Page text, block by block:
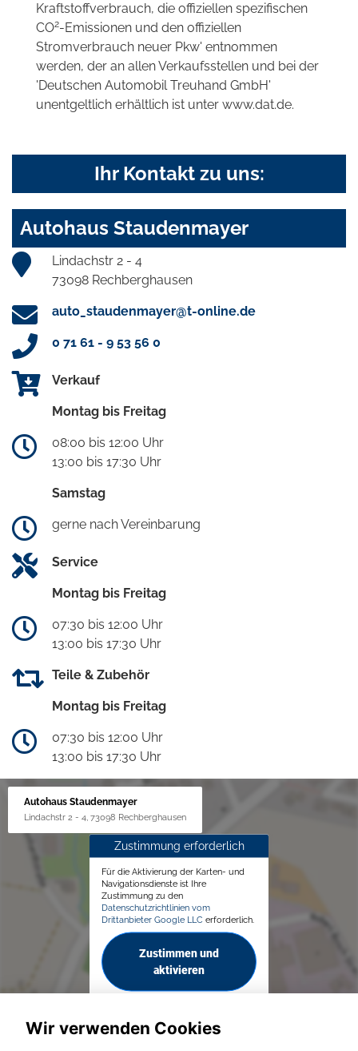
Kraftstoffverbrauch, die offiziellen spezifischen
CO2-Emissionen und den offiziellen
Stromverbrauch neuer Pkw' entnommen
werden, der an allen Verkaufsstellen und bei der
'Deutschen Automobil Treuhand GmbH'
unentgeltlich erhältlich ist unter www.dat.de.
Ihr Kontakt zu uns:
Autohaus Staudenmayer
Lindachstr 2 - 4
73098 Rechberghausen
auto_staudenmayer@t-online.de
0 71 61 - 9 53 56 0
Verkauf
Montag bis Freitag
08:00 bis 12:00 Uhr
13:00 bis 17:30 Uhr
Samstag
gerne nach Vereinbarung
Service
Montag bis Freitag
07:30 bis 12:00 Uhr
13:00 bis 17:30 Uhr
Teile & Zubehör
Montag bis Freitag
07:30 bis 12:00 Uhr
13:00 bis 17:30 Uhr
Autohaus Staudenmayer
Lindachstr 2 - 4, 73098 Rechberghausen
Zustimmung erforderlich
Für die Aktivierung der Karten- und
Navigationsdienste ist Ihre
Zustimmung zu den
Datenschutzrichtlinien vom
Drittanbieter Google LLC erforderlich.
Zustimmen und
aktivieren
Wir verwenden Cookies